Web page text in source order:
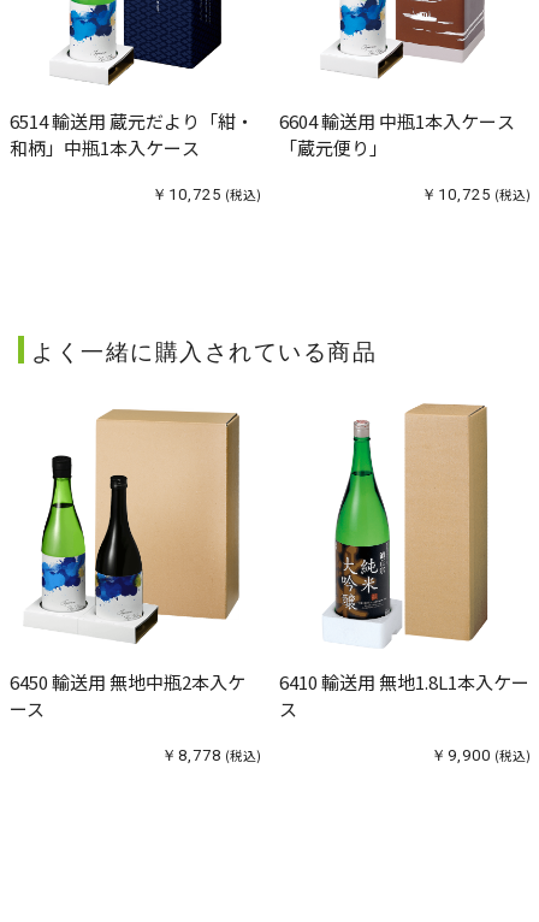
6514 輸送用 蔵元だより「紺・
和柄」中瓶1本入ケース
￥10,725 (税込)
6604 輸送用 中瓶1本入ケース
「蔵元便り」
￥10,725 (税込)
よく一緒に購入されている商品
6450 輸送用 無地中瓶2本入ケ
ース
￥8,778 (税込)
6410 輸送用 無地1.8L1本入ケー
ス
￥9,900 (税込)